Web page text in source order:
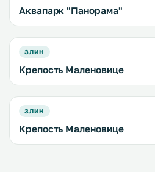
Аквапарк "Панорама"
ЗЛИН
Крепость Маленовице
ЗЛИН
Крепость Маленовице